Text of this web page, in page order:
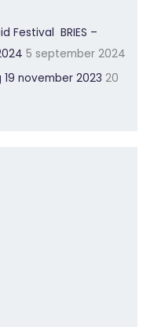
Festival BRIES –
5 september 2024
november 2023 20